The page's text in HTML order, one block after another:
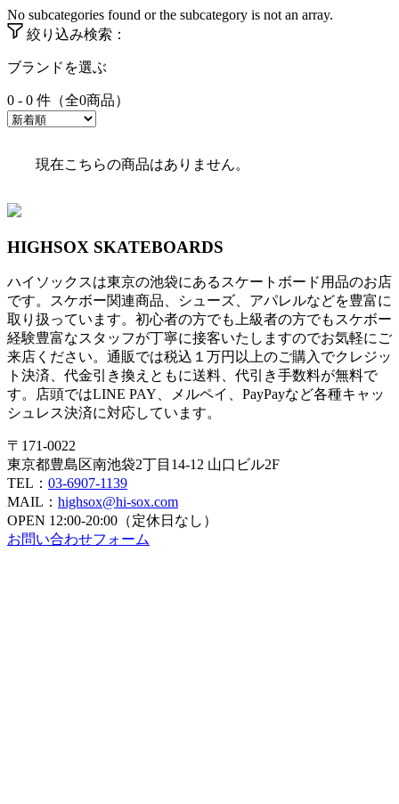
No subcategories found or the subcategory is not an array.
絞り込み検索：
ブランドを選ぶ
0 - 0 件（全0商品）
現在こちらの商品はありません。
HIGHSOX SKATEBOARDS
ハイソックスは東京の池袋にあるスケートボード用品のお店
です。スケボー関連商品、シューズ、アパレルなどを豊富に
取り扱っています。初心者の方でも上級者の方でもスケボー
経験豊富なスタッフが丁寧に接客いたしますのでお気軽にご
来店ください。通販では税込１万円以上のご購入でクレジッ
ト決済、代金引き換えともに送料、代引き手数料が無料で
す。店頭ではLINE PAY、メルペイ、PayPayなど各種キャッ
シュレス決済に対応しています。
〒171-0022
東京都豊島区南池袋2丁目14-12 山口ビル2F
TEL： 03-6907-1139
MAIL： highsox@hi-sox.com
OPEN 12:00-20:00（定休日なし）
お問い合わせフォーム